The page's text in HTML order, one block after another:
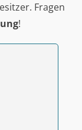
Fragen
!